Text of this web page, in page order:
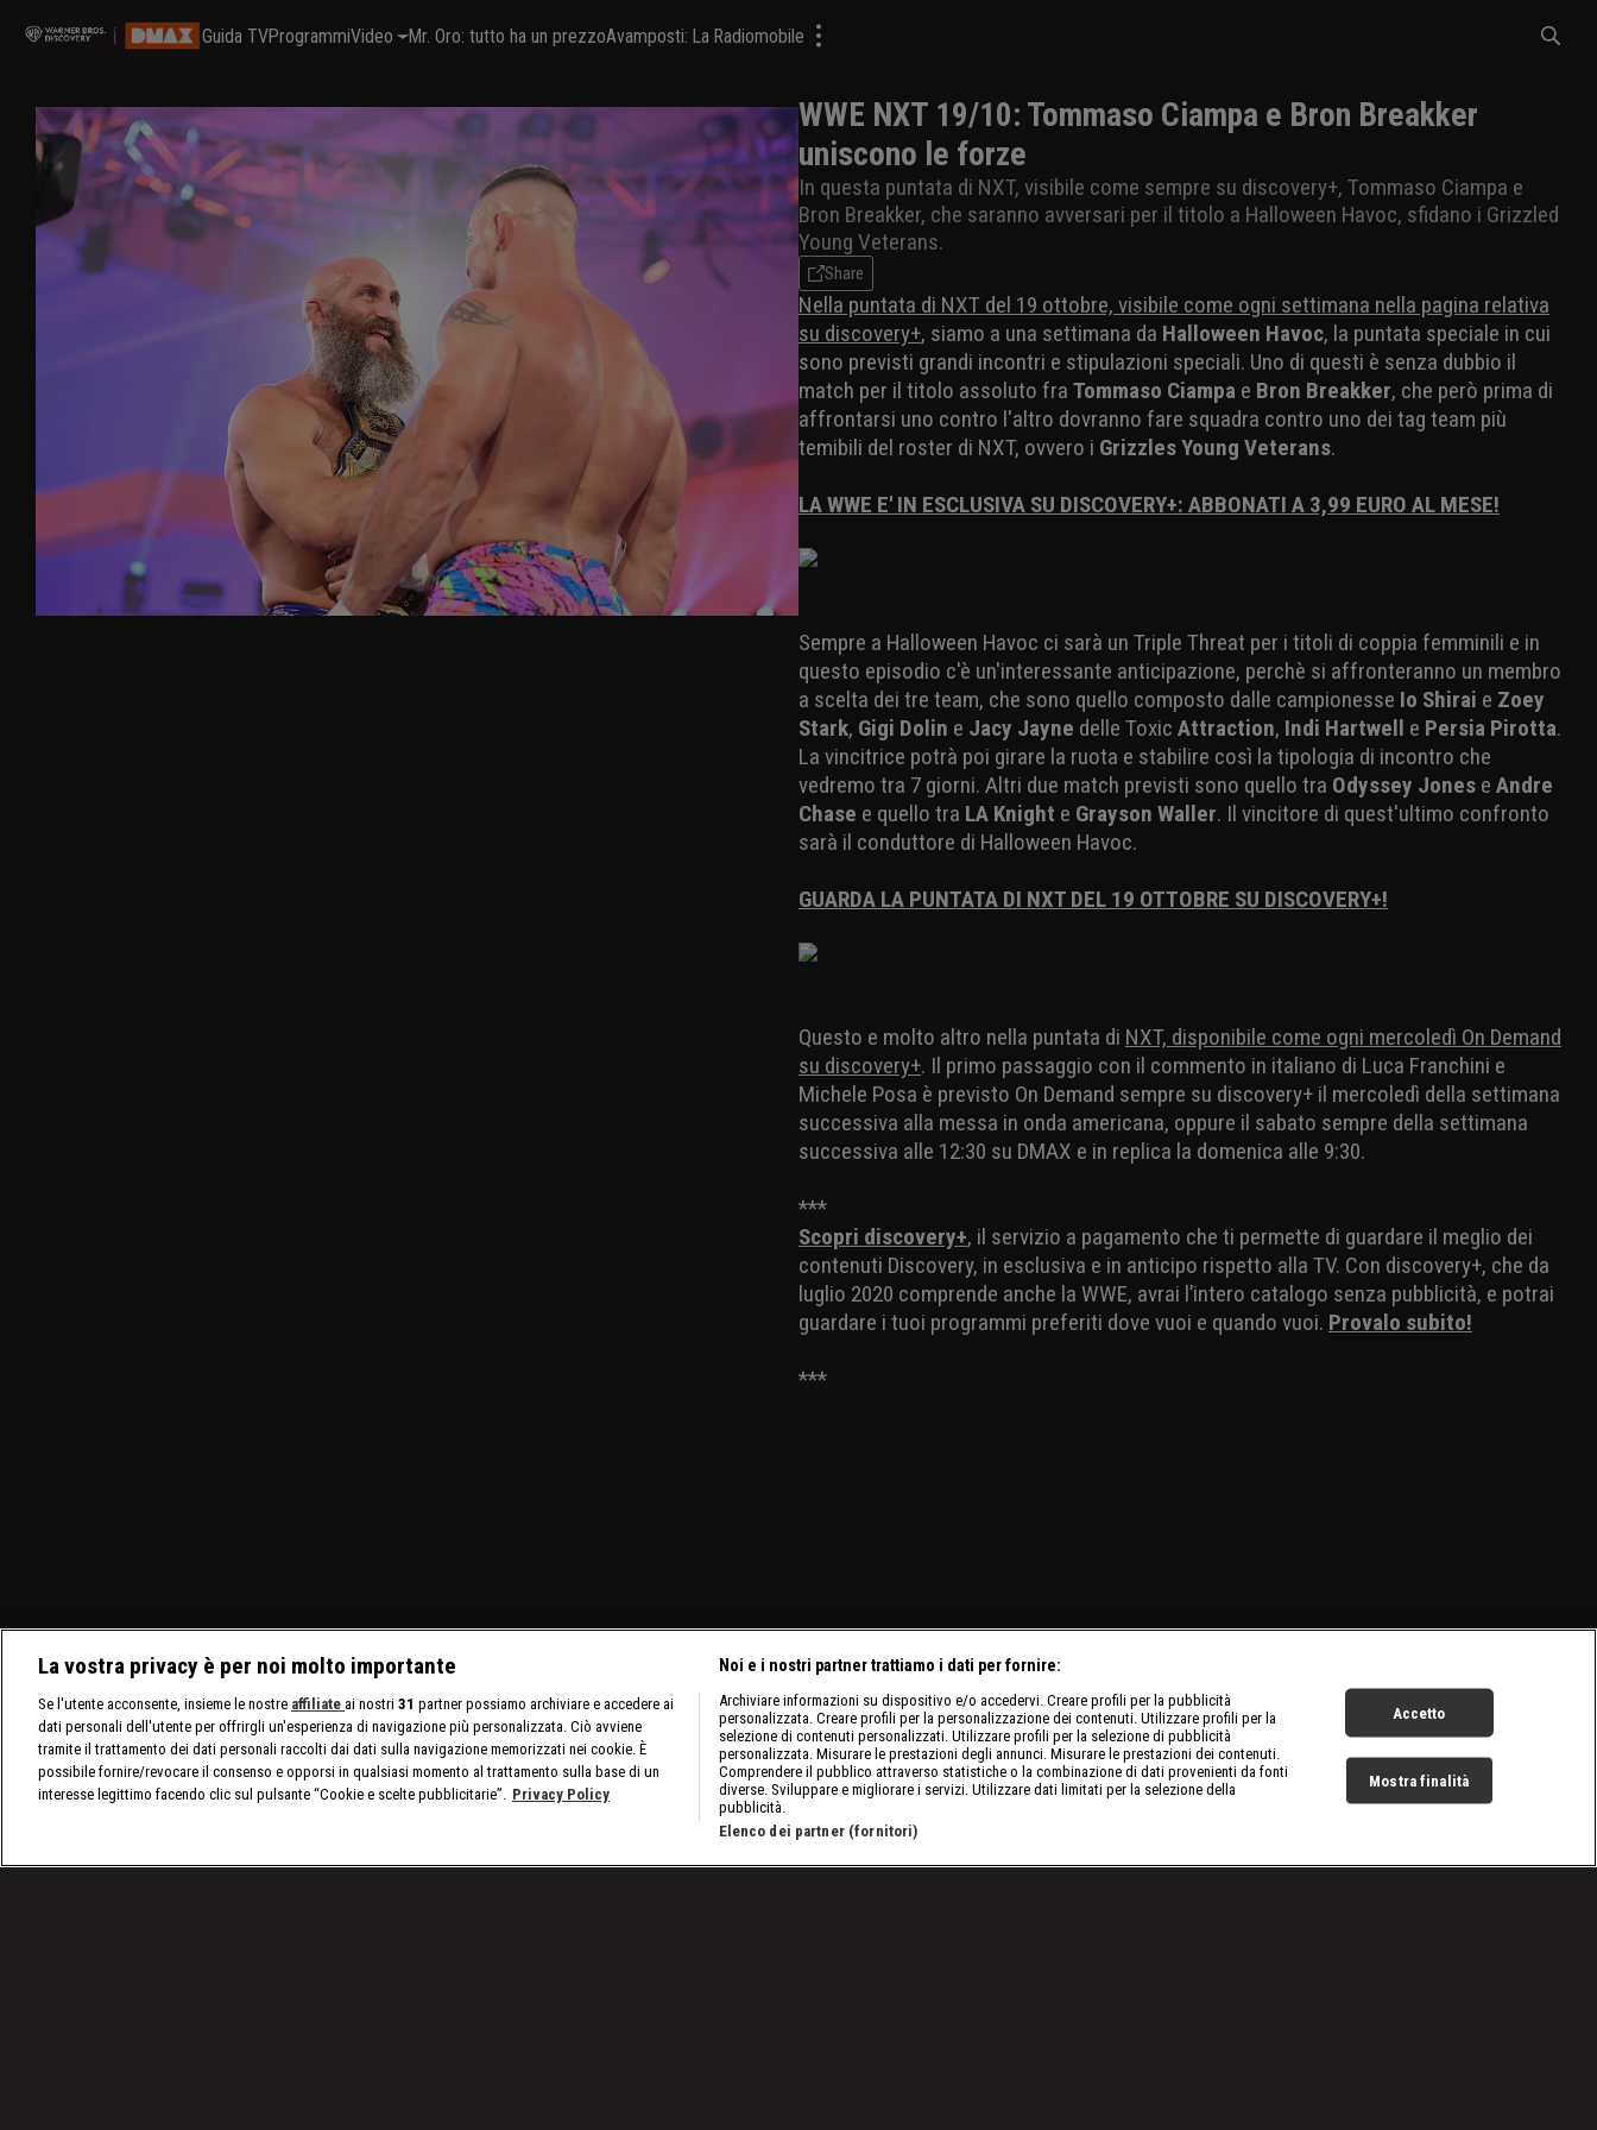
Guida TVProgrammiVideo Mr. Oro: tutto ha un prezzoAvamposti: La Radiomobile
WWE NXT 19/10: Tommaso Ciampa e Bron Breakker
uniscono le forze
In questa puntata di NXT, visibile come sempre su discovery+, Tommaso Ciampa e
Bron Breakker, che saranno avversari per il titolo a Halloween Havoc, sfidano i Grizzled
Young Veterans.
Share
Nella puntata di NXT del 19 ottobre, visibile come ogni settimana nella pagina relativa
su discovery+, siamo a una settimana da Halloween Havoc, la puntata speciale in cui
sono previsti grandi incontri e stipulazioni speciali. Uno di questi è senza dubbio il
match per il titolo assoluto fra Tommaso Ciampa e Bron Breakker, che però prima di
affrontarsi uno contro l'altro dovranno fare squadra contro uno dei tag team più
temibili del roster di NXT, ovvero i Grizzles Young Veterans.
LA WWE E' IN ESCLUSIVA SU DISCOVERY+: ABBONATI A 3,99 EURO AL MESE!
Sempre a Halloween Havoc ci sarà un Triple Threat per i titoli di coppia femminili e in
questo episodio c'è un'interessante anticipazione, perchè si affronteranno un membro
a scelta dei tre team, che sono quello composto dalle campionesse Io Shirai e Zoey
Stark, Gigi Dolin e Jacy Jayne delle Toxic Attraction, Indi Hartwell e Persia Pirotta.
La vincitrice potrà poi girare la ruota e stabilire così la tipologia di incontro che
vedremo tra 7 giorni. Altri due match previsti sono quello tra Odyssey Jones e Andre
Chase e quello tra LA Knight e Grayson Waller. Il vincitore di quest'ultimo confronto
sarà il conduttore di Halloween Havoc.
GUARDA LA PUNTATA DI NXT DEL 19 OTTOBRE SU DISCOVERY+!
Questo e molto altro nella puntata di NXT, disponibile come ogni mercoledì On Demand
su discovery+. Il primo passaggio con il commento in italiano di Luca Franchini e
Michele Posa è previsto On Demand sempre su discovery+ il mercoledì della settimana
successiva alla messa in onda americana, oppure il sabato sempre della settimana
successiva alle 12:30 su DMAX e in replica la domenica alle 9:30.
***
Scopri discovery+, il servizio a pagamento che ti permette di guardare il meglio dei
contenuti Discovery, in esclusiva e in anticipo rispetto alla TV. Con discovery+, che da
luglio 2020 comprende anche la WWE, avrai l’intero catalogo senza pubblicità, e potrai
guardare i tuoi programmi preferiti dove vuoi e quando vuoi. Provalo subito!
***
La vostra privacy è per noi molto importante
Se l'utente acconsente, insieme le nostre affiliate ai nostri 31 partner possiamo archiviare e accedere ai
dati personali dell'utente per offrirgli un'esperienza di navigazione più personalizzata. Ciò avviene
tramite il trattamento dei dati personali raccolti dai dati sulla navigazione memorizzati nei cookie. È
possibile fornire/revocare il consenso e opporsi in qualsiasi momento al trattamento sulla base di un
interesse legittimo facendo clic sul pulsante “Cookie e scelte pubblicitarie”. Privacy Policy
Noi e i nostri partner trattiamo i dati per fornire:
Archiviare informazioni su dispositivo e/o accedervi. Creare profili per la pubblicità
personalizzata. Creare profili per la personalizzazione dei contenuti. Utilizzare profili per la
selezione di contenuti personalizzati. Utilizzare profili per la selezione di pubblicità
personalizzata. Misurare le prestazioni degli annunci. Misurare le prestazioni dei contenuti.
Comprendere il pubblico attraverso statistiche o la combinazione di dati provenienti da fonti
diverse. Sviluppare e migliorare i servizi. Utilizzare dati limitati per la selezione della
pubblicità.
Elenco dei partner (fornitori)
Accetto
Mostra finalità